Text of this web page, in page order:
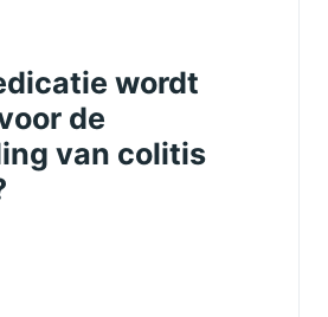
wordt
de
van colitis